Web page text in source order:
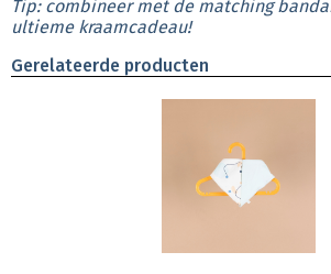
Tip: combineer met de matching
ultieme kraamcadeau!
Gerelateerde producten